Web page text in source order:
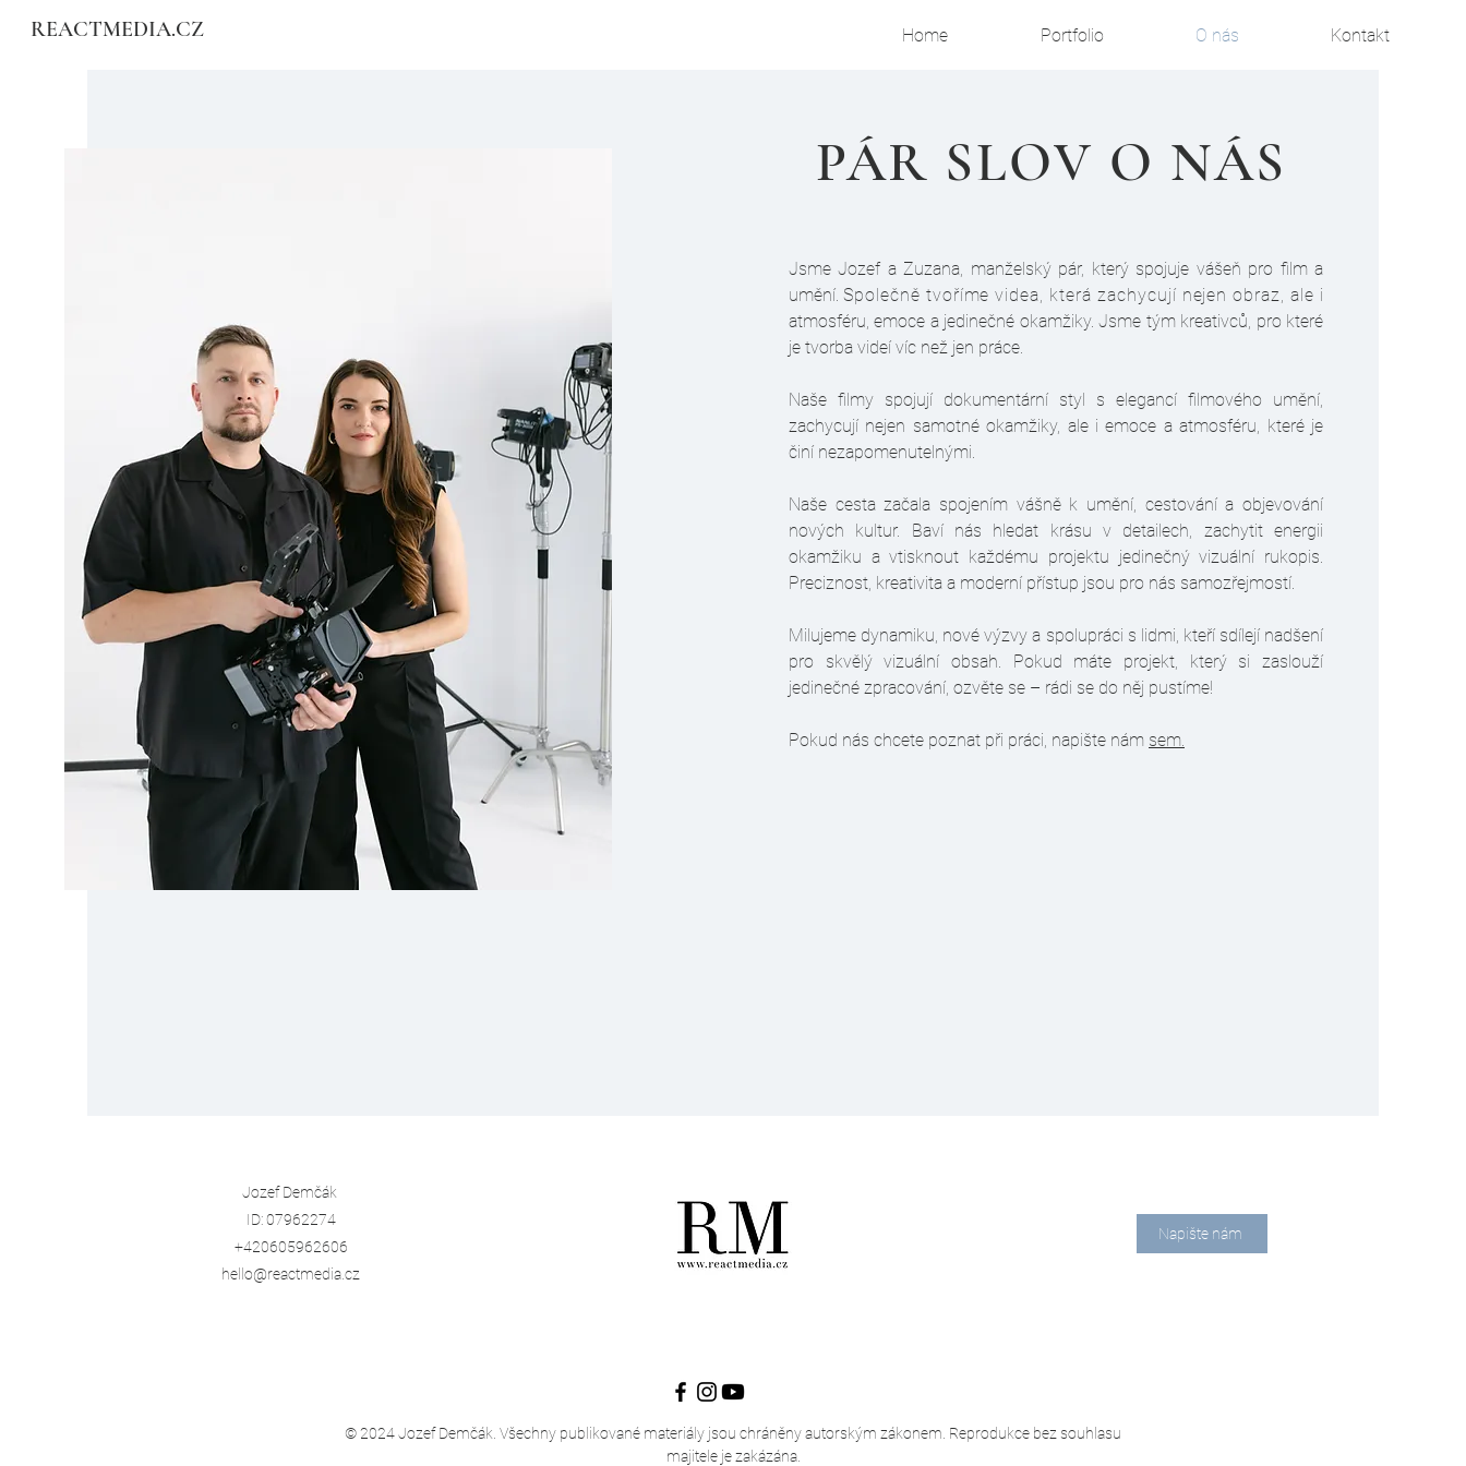
REACTMEDIA.CZ Home Portfolio O nás Kontakt
PÁR SLOV O NÁS
Jsme Jozef a Zuzana, manželský pár, který spojuje vášeň pro film a
umění. Společně tvoříme videa, která zachycují nejen obraz, ale i
atmosféru, emoce a jedinečné okamžiky. Jsme tým kreativců, pro které
je tvorba videí víc než jen práce.
Naše filmy spojují dokumentární styl s elegancí filmového umění,
zachycují nejen samotné okamžiky, ale i emoce a atmosféru, které je
činí nezapomenutelnými.
Naše cesta začala spojením vášně k umění, cestování a objevování
nových kultur. Baví nás hledat krásu v detailech, zachytit energii
okamžiku a vtisknout každému projektu jedinečný vizuální rukopis.
Preciznost, kreativita a moderní přístup jsou pro nás samozřejmostí.
Milujeme dynamiku, nové výzvy a spolupráci s lidmi, kteří sdílejí nadšení
pro skvělý vizuální obsah. Pokud máte projekt, který si zaslouží
jedinečné zpracování, ozvěte se – rádi se do něj pustíme!​
Pokud nás chcete poznat při práci, napište nám sem.
Jozef Demčák
ID:07962274
+420605962606
hello@reactmedia.cz
Napište nám
© 2024 Jozef Demčák. Všechny publikované materiály jsou chráněny autorským zákonem. Reprodukce bez souhlasu
majitele je zakázána.